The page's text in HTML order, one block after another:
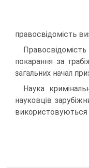
правосвідомість
покарання за
загальних начал
Наука
науковців
використовуються